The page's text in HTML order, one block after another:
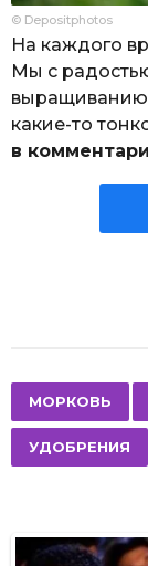
© Depositphotos
На каждого
Мы с
выращиванию
какие-то
в
a
g
a
МОРКОВЬ
УДОБРЕНИЯ